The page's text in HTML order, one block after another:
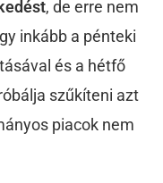
, de erre nem
inkább a pénteki
és a hétfő
szűkíteni azt
piacok nem